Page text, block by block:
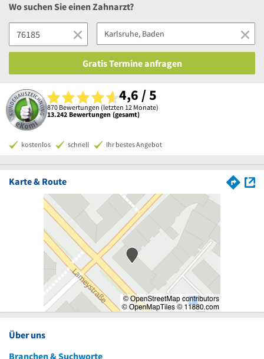
Wo suchen Sie einen Zahnarzt?
Gratis Termine anfragen
4,6 / 5
870 Bewertungen (letzten 12 Monate)
13.242 Bewertungen (gesamt)
kostenlos schnell Ihr bestes Angebot
Karte & Route
Über uns
Branchen & Suchworte